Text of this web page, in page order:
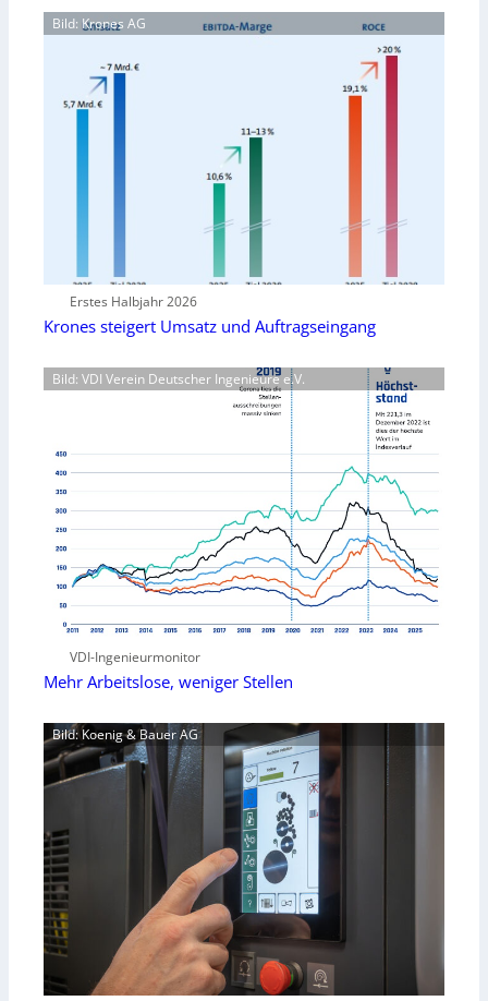
Bild: Krones AG
Erstes Halbjahr 2026
Krones steigert Umsatz und Auftragseingang
Bild: VDI Verein Deutscher Ingenieure e.V.
VDI-Ingenieurmonitor
Mehr Arbeitslose, weniger Stellen
Bild: Koenig & Bauer AG